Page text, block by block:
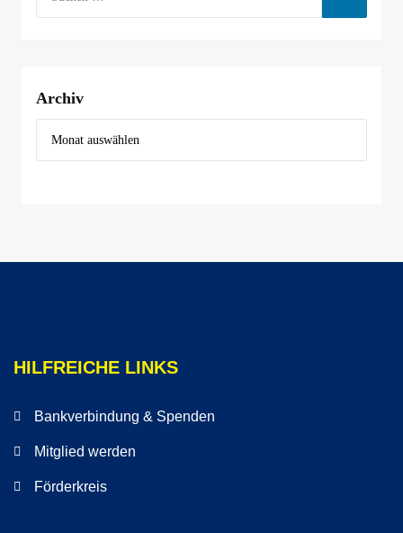
Archiv
HILFREICHE LINKS
Bankverbindung & Spenden
Mitglied werden
Förderkreis